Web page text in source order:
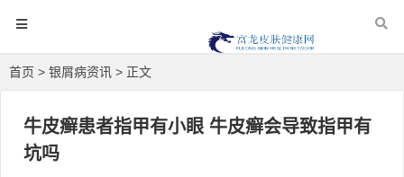
首页 > 银屑病资讯 > 正文
牛皮癣患者指甲有小眼 牛皮癣会导致指甲有
坑吗